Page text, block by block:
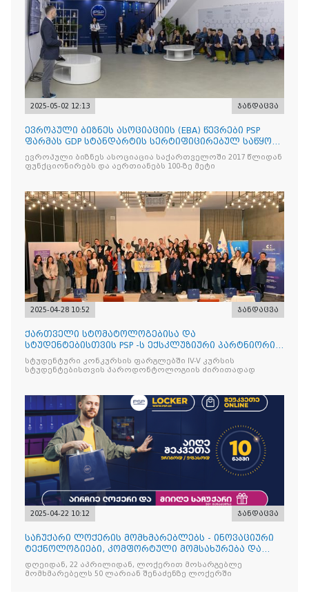
2025-05-02 12:13 ჯანდაცვა
ევროპული ბიზნეს ასოციაციის (EBA) წევრები PSP
ფარმას GDP სტანდარტის სერტიფიცირებულ საწყობს
ესტუმრენ
ევროპული ბიზნეს ასოციაცია საქართველოში 2017 წლიდან
ფუნქციონირებს და აერთიანებს 100-ზე მეტი
2025-04-28 10:52 ჯანდაცვა
ქართველი სტომატოლოგებისა და
სტუდენტებისთვის PSP -ს ექსკლუზიური პარტნიორის
იტალიური ბრენდის Curasept-
სტუდენტური კონკურსის ფარგლებში IV-V კურსის
სტუდენტებისთვის პაროდონტოლოგიის ძირითადად
2025-04-22 10:12 ჯანდაცვა
საჩუქარი ლოქერის მომხმარებლებს - ინოვაციური
ტექნოლოგიები, კომფორტული მომსახურება და
ყოველთვის სარგებ
დღეიდან, 22 აპრილიდან, ლოქერით მოსარგებლე
მომხმარებელს 50 ლარიან შენაძენზე ლოქერში